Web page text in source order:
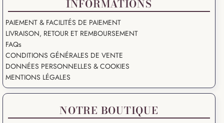
INFORMATIONS
PAIEMENT & FACILITÉS DE PAIEMENT
LIVRAISON, RETOUR ET REMBOURSEMENT
FAQs
CONDITIONS GÉNÉRALES DE VENTE
DONNÉES PERSONNELLES & COOKIES
MENTIONS LÉGALES
NOTRE BOUTIQUE